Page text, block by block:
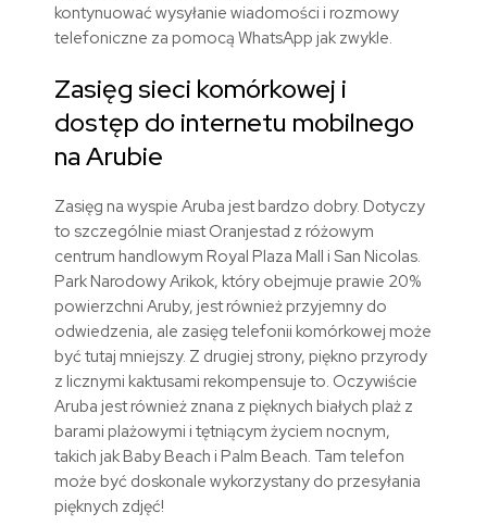
kontynuować wysyłanie wiadomości i rozmowy
telefoniczne za pomocą WhatsApp jak zwykle.
Zasięg sieci komórkowej i
dostęp do internetu mobilnego
na Arubie
Zasięg na wyspie Aruba jest bardzo dobry. Dotyczy
to szczególnie miast Oranjestad z różowym
centrum handlowym Royal Plaza Mall i San Nicolas.
Park Narodowy Arikok, który obejmuje prawie 20%
powierzchni Aruby, jest również przyjemny do
odwiedzenia, ale zasięg telefonii komórkowej może
być tutaj mniejszy. Z drugiej strony, piękno przyrody
z licznymi kaktusami rekompensuje to. Oczywiście
Aruba jest również znana z pięknych białych plaż z
barami plażowymi i tętniącym życiem nocnym,
takich jak Baby Beach i Palm Beach. Tam telefon
może być doskonale wykorzystany do przesyłania
pięknych zdjęć!